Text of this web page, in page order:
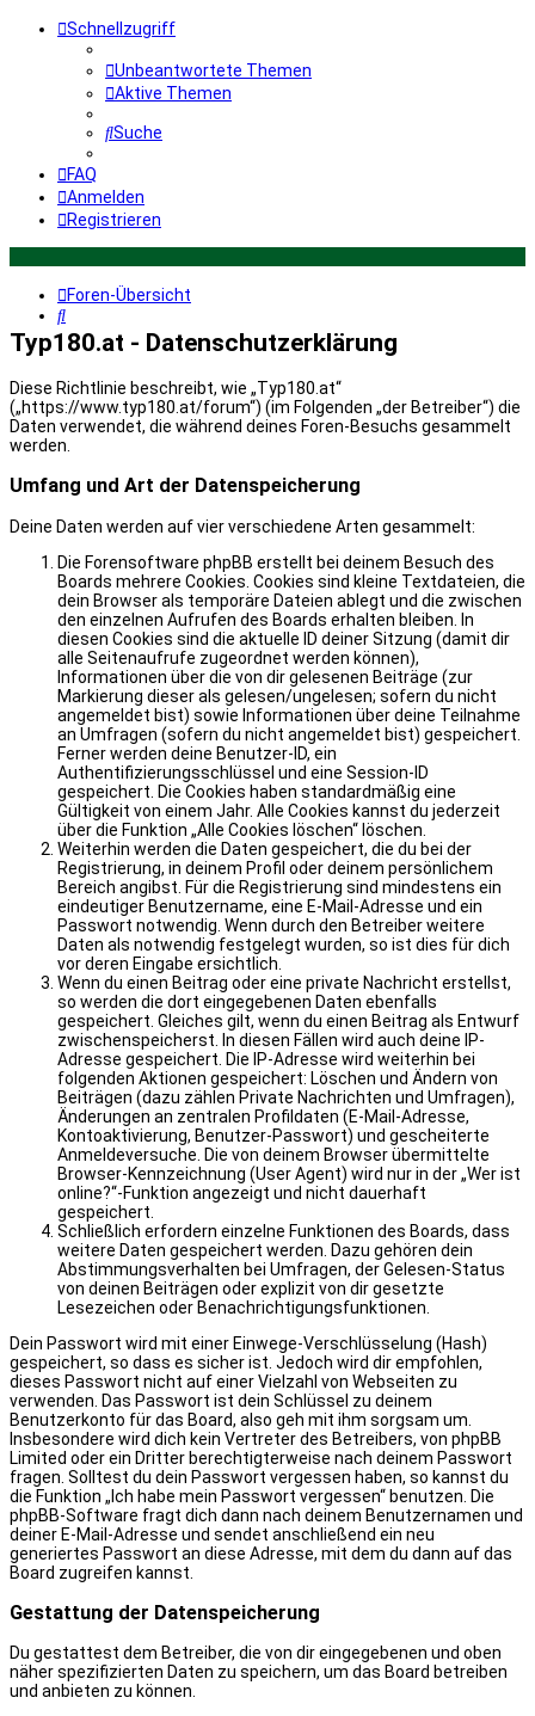
Schnellzugriff
Unbeantwortete Themen
Aktive Themen
Suche
FAQ
Anmelden
Registrieren
Foren-Übersicht
Suche
Typ180.at - Datenschutzerklärung
Diese Richtlinie beschreibt, wie „Typ180.at“
(„https://www.typ180.at/forum“) (im Folgenden „der Betreiber“) die
Daten verwendet, die während deines Foren-Besuchs gesammelt
werden.
Umfang und Art der Datenspeicherung
Deine Daten werden auf vier verschiedene Arten gesammelt:
Die Forensoftware phpBB erstellt bei deinem Besuch des
Boards mehrere Cookies. Cookies sind kleine Textdateien, die
dein Browser als temporäre Dateien ablegt und die zwischen
den einzelnen Aufrufen des Boards erhalten bleiben. In
diesen Cookies sind die aktuelle ID deiner Sitzung (damit dir
alle Seitenaufrufe zugeordnet werden können),
Informationen über die von dir gelesenen Beiträge (zur
Markierung dieser als gelesen/ungelesen; sofern du nicht
angemeldet bist) sowie Informationen über deine Teilnahme
an Umfragen (sofern du nicht angemeldet bist) gespeichert.
Ferner werden deine Benutzer-ID, ein
Authentifizierungsschlüssel und eine Session-ID
gespeichert. Die Cookies haben standardmäßig eine
Gültigkeit von einem Jahr. Alle Cookies kannst du jederzeit
über die Funktion „Alle Cookies löschen“ löschen.
Weiterhin werden die Daten gespeichert, die du bei der
Registrierung, in deinem Profil oder deinem persönlichem
Bereich angibst. Für die Registrierung sind mindestens ein
eindeutiger Benutzername, eine E-Mail-Adresse und ein
Passwort notwendig. Wenn durch den Betreiber weitere
Daten als notwendig festgelegt wurden, so ist dies für dich
vor deren Eingabe ersichtlich.
Wenn du einen Beitrag oder eine private Nachricht erstellst,
so werden die dort eingegebenen Daten ebenfalls
gespeichert. Gleiches gilt, wenn du einen Beitrag als Entwurf
zwischenspeicherst. In diesen Fällen wird auch deine IP-
Adresse gespeichert. Die IP-Adresse wird weiterhin bei
folgenden Aktionen gespeichert: Löschen und Ändern von
Beiträgen (dazu zählen Private Nachrichten und Umfragen),
Änderungen an zentralen Profildaten (E-Mail-Adresse,
Kontoaktivierung, Benutzer-Passwort) und gescheiterte
Anmeldeversuche. Die von deinem Browser übermittelte
Browser-Kennzeichnung (User Agent) wird nur in der „Wer ist
online?“-Funktion angezeigt und nicht dauerhaft
gespeichert.
Schließlich erfordern einzelne Funktionen des Boards, dass
weitere Daten gespeichert werden. Dazu gehören dein
Abstimmungsverhalten bei Umfragen, der Gelesen-Status
von deinen Beiträgen oder explizit von dir gesetzte
Lesezeichen oder Benachrichtigungsfunktionen.
Dein Passwort wird mit einer Einwege-Verschlüsselung (Hash)
gespeichert, so dass es sicher ist. Jedoch wird dir empfohlen,
dieses Passwort nicht auf einer Vielzahl von Webseiten zu
verwenden. Das Passwort ist dein Schlüssel zu deinem
Benutzerkonto für das Board, also geh mit ihm sorgsam um.
Insbesondere wird dich kein Vertreter des Betreibers, von phpBB
Limited oder ein Dritter berechtigterweise nach deinem Passwort
fragen. Solltest du dein Passwort vergessen haben, so kannst du
die Funktion „Ich habe mein Passwort vergessen“ benutzen. Die
phpBB-Software fragt dich dann nach deinem Benutzernamen und
deiner E-Mail-Adresse und sendet anschließend ein neu
generiertes Passwort an diese Adresse, mit dem du dann auf das
Board zugreifen kannst.
Gestattung der Datenspeicherung
Du gestattest dem Betreiber, die von dir eingegebenen und oben
näher spezifizierten Daten zu speichern, um das Board betreiben
und anbieten zu können.